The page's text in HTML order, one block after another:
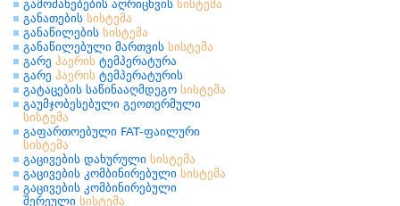
გამოძახებების აღრიცხვის სისტემა
განათების სისტემა
განაწილების სისტემა
განაწილებული მართვის სისტემა
გარე ჰაერის ტემპერატურა
გარე ჰაერის ტემპერატურის
გატაცების საწინააღმდეგო სისტემა
გაუმჯობესებული გეოთერმული
სისტემა
გაფართოებული FAT-ფაილური
სისტემა
გაცივების დახურული სისტემა
გაცივების კომბინირებული სისტემა
გაცივების კომბინირებული
შერეული სისტემა